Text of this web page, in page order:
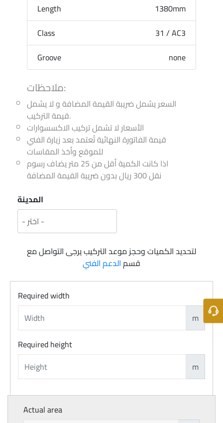
Length
1380mm
Class
31 / AC3
Groove
none
ملاحظات:
السعر يشمل ضريبة القيمة المضافة و لا يشمل
قيمة التركيب.
الأسعار لا تشمل تركيب الاكسسوارات
قيمة الفاتورة النهائية تُعتمد بعد زيارة الفني
للموقع وأخذ المقاسات
اذا كانت الكمية أقل من 25 متر يضاف رسوم
نقل 300 ريال بدون ضريبة القيمة المضافة
المدينة
لتحديد الكميات وحجز موعد التركيب يرجى التواصل مع
قسمالدعم الفني
Required width
m
Required height
m
Actual area